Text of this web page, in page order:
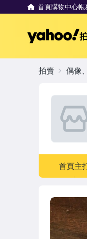
首頁購物中心帳
首頁主
拍賣 偶像